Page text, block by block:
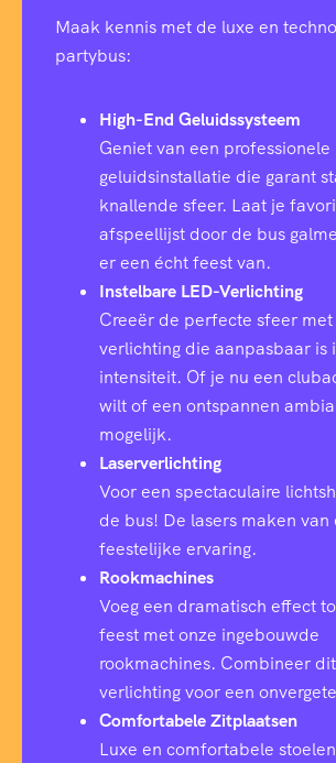
Maak kennis met de luxe en
partybus:
High-End Geluidssysteem
Geniet van een professionele
geluidsinstallatie die garant
knallende sfeer. Laat je
afspeellijst door de bus
er een écht feest van.
Instelbare LED-Verlichting
Creeër de perfecte sfeer
verlichting die aanpasbaar is
intensiteit. Of je nu een
wilt of een ontspannen
mogelijk.
Laserverlichting
Voor een spectaculaire
de bus! De lasers maken van
feestelijke ervaring.
Rookmachines
Voeg een dramatisch effect
feest met onze ingebouwde
rookmachines. Combineer
verlichting voor een
Comfortabele Zitplaatsen
Luxe en comfortabele